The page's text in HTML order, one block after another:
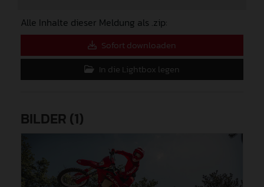
Alle Inhalte dieser Meldung als .zip:
Sofort downloaden
In die Lightbox legen
BILDER (1)